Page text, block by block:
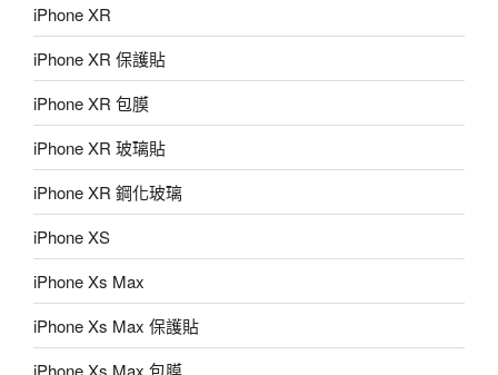
iPhone XR
iPhone XR 保護貼
iPhone XR 包膜
iPhone XR 玻璃貼
iPhone XR 鋼化玻璃
iPhone XS
iPhone Xs Max
iPhone Xs Max 保護貼
iPhone Xs Max 包膜